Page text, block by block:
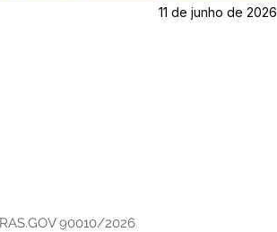
11 de junho de 2026
90010/2026